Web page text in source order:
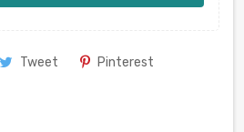
Tweet Pinterest